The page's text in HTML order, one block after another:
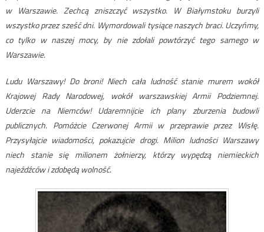
w Warszawie. Zechcą zniszczyć wszystko. W Białymstoku burzyli
wszystko przez sześć dni. Wymordowali tysiące naszych braci. Uczyńmy,
co tylko w naszej mocy, by nie zdołali powtórzyć tego samego w
Warszawie.
Ludu Warszawy! Do broni! Niech cała ludność stanie murem wokół
Krajowej Rady Narodowej, wokół warszawskiej Armii Podziemnej.
Uderzcie na Niemców! Udaremnijcie ich plany zburzenia budowli
publicznych. Pomóżcie Czerwonej Armii w przeprawie przez Wisłę.
Przysyłajcie wiadomości, pokazujcie drogi. Milion ludności Warszawy
niech stanie się milionem żołnierzy, którzy wypędzą niemieckich
najeźdźców i zdobędą wolność.